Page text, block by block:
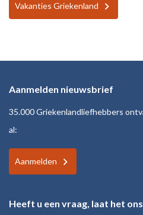
Vakanties Griekenland
Aanmelden nieuwsbrief
35.000 Griekenlandliefhebbers
al:
Aanmelden
Heeft u een vraag, laat het